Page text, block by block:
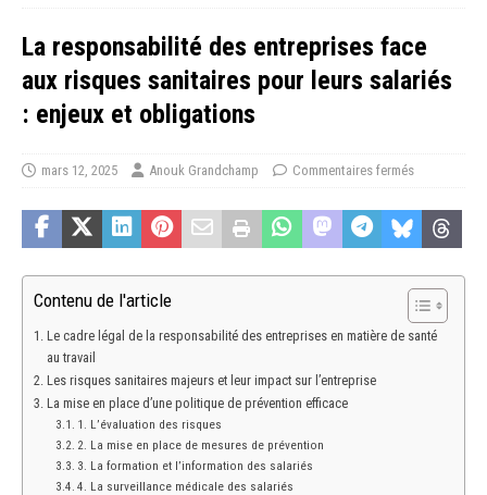
La responsabilité des entreprises face
aux risques sanitaires pour leurs salariés
: enjeux et obligations
mars 12, 2025 Anouk Grandchamp Commentaires fermés
Contenu de l'article
Le cadre légal de la responsabilité des entreprises en matière de santé
au travail
Les risques sanitaires majeurs et leur impact sur l’entreprise
La mise en place d’une politique de prévention efficace
1. L’évaluation des risques
2. La mise en place de mesures de prévention
3. La formation et l’information des salariés
4. La surveillance médicale des salariés